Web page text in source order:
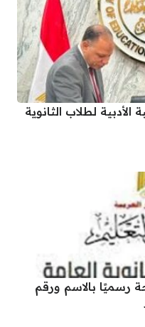
لطلاب الثانوية
العامة 2026 متاحة رسميًا بالاسم ورقم